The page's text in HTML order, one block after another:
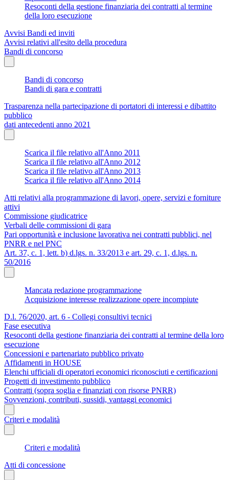
Resoconti della gestione finanziaria dei contratti al termine
della loro esecuzione
Avvisi Bandi ed inviti
Avvisi relativi all'esito della procedura
Bandi di concorso
Bandi di concorso
Bandi di gara e contratti
Trasparenza nella partecipazione di portatori di interessi e dibattito
pubblico
dati antecedenti anno 2021
Scarica il file relativo all'Anno 2011
Scarica il file relativo all'Anno 2012
Scarica il file relativo all'Anno 2013
Scarica il file relativo all'Anno 2014
Atti relativi alla programmazione di lavori, opere, servizi e forniture
attivi
Commissione giudicatrice
Verbali delle commissioni di gara
Pari opportunità e inclusione lavorativa nei contratti pubblici, nel
PNRR e nel PNC
Art. 37, c. 1, lett. b) d.lgs. n. 33/2013 e art. 29, c. 1, d.lgs. n.
50/2016
Mancata redazione programmazione
Acquisizione interesse realizzazione opere incompiute
D.l. 76/2020, art. 6 - Collegi consultivi tecnici
Fase esecutiva
Resoconti della gestione finanziaria dei contratti al termine della loro
esecuzione
Concessioni e partenariato pubblico privato
Affidamenti in HOUSE
Elenchi ufficiali di operatori economici riconosciuti e certificazioni
Progetti di investimento pubblico
Contratti (sopra soglia e finanziati con risorse PNRR)
Sovvenzioni, contributi, sussidi, vantaggi economici
Criteri e modalità
Criteri e modalità
Atti di concessione